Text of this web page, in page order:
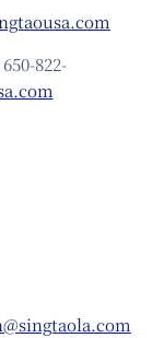
822-